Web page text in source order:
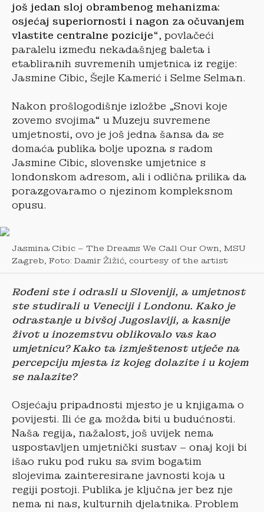
još jedan sloj obrambenog mehanizma:
osjećaj superiornosti i nagon za očuvanjem
vlastite centralne pozicije“, povlačeći
paralelu između nekadašnjeg baleta i
etabliranih suvremenih umjetnica iz regije:
Jasmine Cibic, Šejle Kamerić i Selme Selman.
Nakon prošlogodišnje izložbe „Snovi koje
zovemo svojima“ u Muzeju suvremene
umjetnosti, ovo je još jedna šansa da se
domaća publika bolje upozna s radom
Jasmine Cibic, slovenske umjetnice s
londonskom adresom, ali i odlična prilika da
porazgovaramo o njezinom kompleksnom
opusu.
Jasmina Cibic – The Dreams We Call Our Own, MSU
Zagreb, Foto: Damir Žižić, courtesy of the artist
Rođeni ste i odrasli u Sloveniji, a umjetnost
ste studirali u Veneciji i Londonu. Kako je
odrastanje u bivšoj Jugoslaviji, a kasnije
život u inozemstvu oblikovalo vas kao
umjetnicu? Kako ta izmještenost utječe na
percepciju mjesta iz kojeg dolazite i u kojem
se nalazite?
Osjećaju pripadnosti mjesto je u knjigama o
povijesti. Ili će ga možda biti u budućnosti.
Naša regija, nažalost, još uvijek nema
uspostavljen umjetnički sustav – onaj koji bi
išao ruku pod ruku sa svim bogatim
slojevima zainteresirane javnosti koja u
regiji postoji. Publika je ključna jer bez nje
nema ni nas, kulturnih djelatnika. Problem